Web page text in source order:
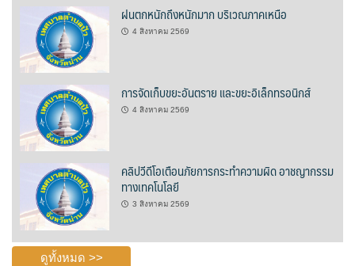
ปัว พาโนราม่า รีสอร์ท
ปัวตรึงใจ๋ รีสอร์ท
ปัวนาน่านแคมป์ปิ้ง
ปัวพัตรา โฮเทล
ปัวพาราไดซ์เพลส
ปัวสบายรีสอร์ท
ปัวเดอวิว บูติค รีสอร์ท
ฝนตกหนักถึงหนักมาก บริเวณภาคเหนือ
4 สิงหาคม 2569
การจัดเก็บขยะอันตราย และขยะอิเล็กทรอนิกส์
4 สิงหาคม 2569
คลิปวีดีโอเตือนภัยการกระทำความผิด อาชญากรรม
ทางเทคโนโลยี
3 สิงหาคม 2569
ดูทั้งหมด >>